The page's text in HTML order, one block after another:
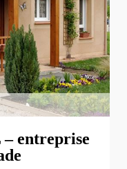
entreprise